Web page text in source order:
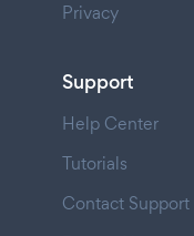
Privacy
Support
Help Center
Tutorials
Contact Support